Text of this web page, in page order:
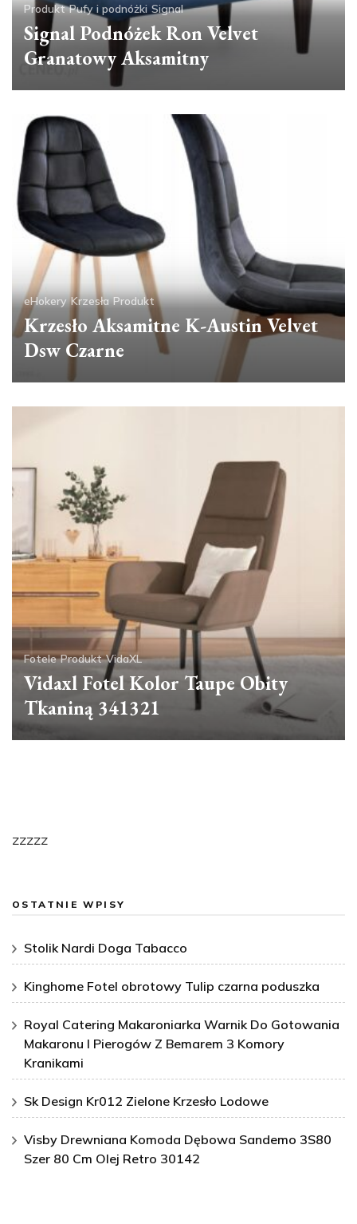
Produkt Pufy i podnóżki Signal
Signal Podnóżek Ron Velvet
Granatowy Aksamitny
eHokery Krzesła Produkt
Krzesło Aksamitne K-Austin Velvet
Dsw Czarne
Fotele Produkt VidaXL
Vidaxl Fotel Kolor Taupe Obity
Tkaniną 341321
zzzzz
OSTATNIE WPISY
Stolik Nardi Doga Tabacco
Kinghome Fotel obrotowy Tulip czarna poduszka
Royal Catering Makaroniarka Warnik Do Gotowania
Makaronu I Pierogów Z Bemarem 3 Komory
Kranikami
Sk Design Kr012 Zielone Krzesło Lodowe
Visby Drewniana Komoda Dębowa Sandemo 3S80
Szer 80 Cm Olej Retro 30142